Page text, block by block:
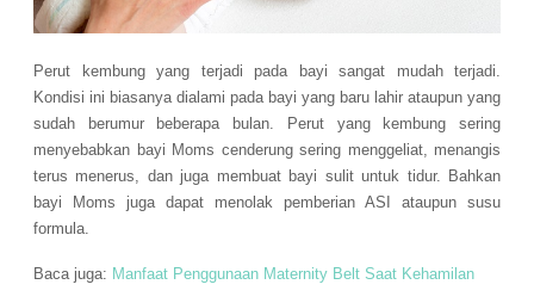
Perut kembung yang terjadi pada bayi sangat mudah terjadi.
Kondisi ini biasanya dialami pada bayi yang baru lahir ataupun yang
sudah berumur beberapa bulan. Perut yang kembung sering
menyebabkan bayi Moms cenderung sering menggeliat, menangis
terus menerus, dan juga membuat bayi sulit untuk tidur. Bahkan
bayi Moms juga dapat menolak pemberian ASI ataupun susu
formula.
Baca juga: Manfaat Penggunaan Maternity Belt Saat Kehamilan